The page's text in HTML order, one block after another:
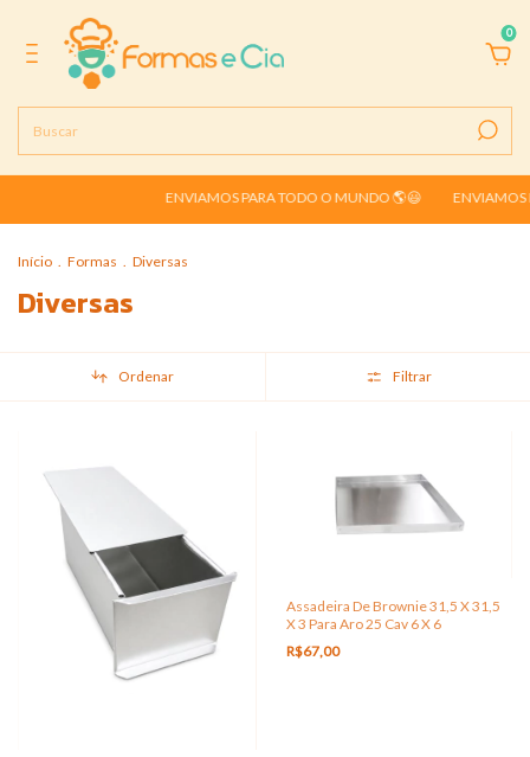
0
ENVIAMOS PARA TODO O MUNDO 🌎😃 ENVIAMOS PARA
Início . Formas . Diversas
Diversas
Ordenar Filtrar
Assadeira De Brownie 31,5 X 31,5
X 3 Para Aro 25 Cav 6 X 6
R$67,00